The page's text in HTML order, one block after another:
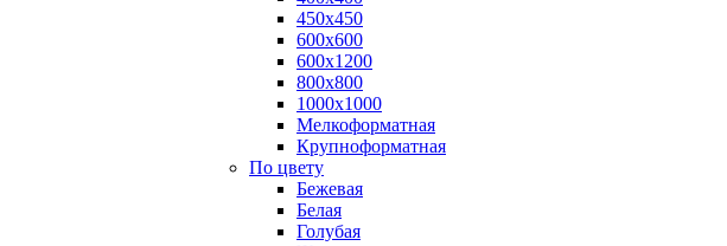
450х450
600х600
600х1200
800х800
1000х1000
Мелкоформатная
Крупноформатная
По цвету
Бежевая
Белая
Голубая